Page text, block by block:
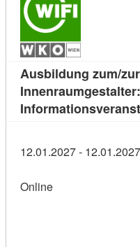
Ausbildung zum/zur
12.01.2027 - 12.01.2027
Online